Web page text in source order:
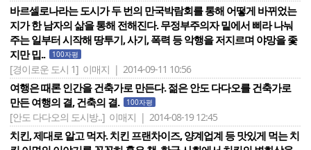
바르셀로나라는 도시가 두 번의 만국박람회를 통해 어떻게 바뀌었는
지가 한 남자의 삶을 통해 전해진다. 무정부주의자 밑에서 삐라 나눠
주는 일부터 시작해 땅투기, 사기, 폭력 등 악행을 저지르며 야망을 좇
지만 밉..
100자평
[경이로운 도시 1] 이매지 | 2014-09-11 10:56
여행은 때론 인간을 건축가로 만든다. 젊은 안도 다다오를 건축가로
만든 여행의 결, 건축의 결.
100자평
[안도 다다오의 도시방..] 이매지 | 2014-08-19 12:45
치킨, 제대로 알고 먹자. 치킨 프랜차이즈, 양계업계 등 맛있게 먹는 치